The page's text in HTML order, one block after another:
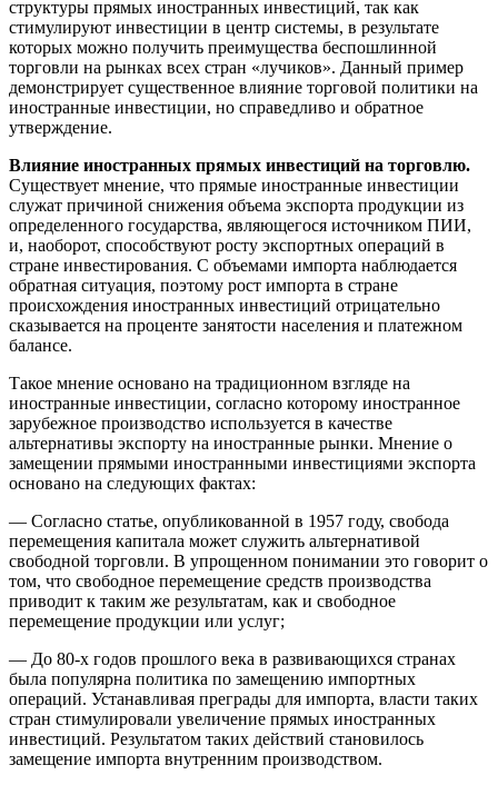
структуры прямых иностранных инвестиций, так как
стимулируют инвестиции в центр системы, в результате
которых можно получить преимущества беспошлинной
торговли на рынках всех стран «лучиков». Данный пример
демонстрирует существенное влияние торговой политики на
иностранные инвестиции, но справедливо и обратное
утверждение.
Влияние иностранных прямых инвестиций на торговлю.
Существует мнение, что прямые иностранные инвестиции
служат причиной снижения объема экспорта продукции из
определенного государства, являющегося источником ПИИ,
и, наоборот, способствуют росту экспортных операций в
стране инвестирования. С объемами импорта наблюдается
обратная ситуация, поэтому рост импорта в стране
происхождения иностранных инвестиций отрицательно
сказывается на проценте занятости населения и платежном
балансе.
Такое мнение основано на традиционном взгляде на
иностранные инвестиции, согласно которому иностранное
зарубежное производство используется в качестве
альтернативы экспорту на иностранные рынки. Мнение о
замещении прямыми иностранными инвестициями экспорта
основано на следующих фактах:
— Согласно статье, опубликованной в 1957 году, свобода
перемещения капитала может служить альтернативой
свободной торговли. В упрощенном понимании это говорит о
том, что свободное перемещение средств производства
приводит к таким же результатам, как и свободное
перемещение продукции или услуг;
— До 80-х годов прошлого века в развивающихся странах
была популярна политика по замещению импортных
операций. Устанавливая преграды для импорта, власти таких
стран стимулировали увеличение прямых иностранных
инвестиций. Результатом таких действий становилось
замещение импорта внутренним производством.